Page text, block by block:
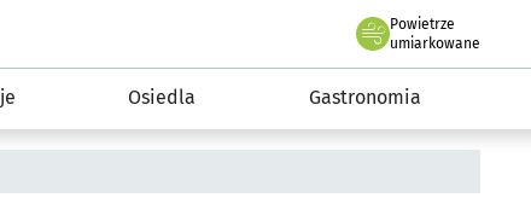
Powietrze
we Wrocławiu
umiarkowane
Osiedla Gastronomia